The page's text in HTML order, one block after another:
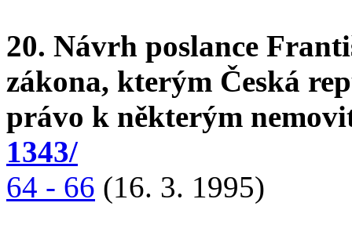
20. Návrh poslance
zákona, kterým Česká
právo k některým
1343/
64 - 66 (16. 3. 1995)